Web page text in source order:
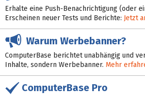
Erhalte eine Push-Benachrichtigung (oder
Erscheinen neuer Tests und Berichte: Jetzt
Warum Werbebanner?
ComputerBase berichtet unabhängig und
Inhalte, sondern Werbebanner. Mehr
ComputerBase Pro